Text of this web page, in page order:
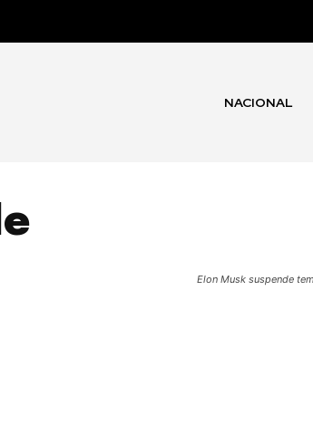
NACIONAL
Elon Musk suspende